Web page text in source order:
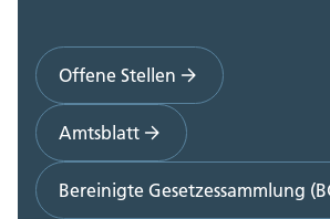
Offene Stellen
Amtsblatt
Bereinigte Gesetzessammlung